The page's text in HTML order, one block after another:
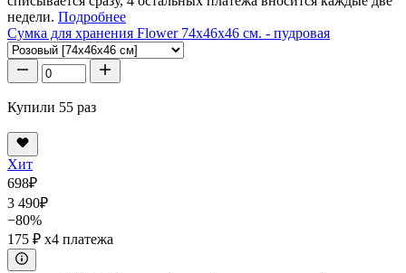
недели. Подробнее
Сумка для хранения Flower 74x46x46 см. - пудровая
Купили 55 раз
Хит
698₽
3 490₽
−80%
175 ₽ x4 платежа